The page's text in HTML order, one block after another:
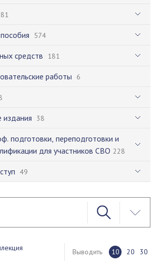
574
средств 181
работы 6
издания 38
подготовки, переподготовки и
для участников СВО 228
49
Выводить 10 20 30